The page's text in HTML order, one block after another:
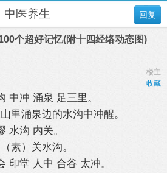
回复
中医养生
个超好记忆(附十四经络动态图)
楼主
收藏
冲 涌泉 足三里。
里涌泉边的水沟中冲醒。
沟 内关。
素）关水沟。
堂 人中 合谷 太冲。